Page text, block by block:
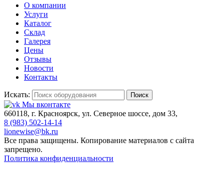
О компании
Услуги
Каталог
Склад
Галерея
Цены
Отзывы
Новости
Контакты
Искать: Поиск
Мы вконтакте
660118, г. Красноярск, ул. Северное шоссе, дом 33,
8 (983) 502-14-14
lionewise@bk.ru
Все права защищены. Копирование материалов с сайта
запрещено.
Политика конфиденциальности